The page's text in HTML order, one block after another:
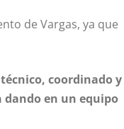
de Vargas, ya que
coordinado y
dando en un equipo